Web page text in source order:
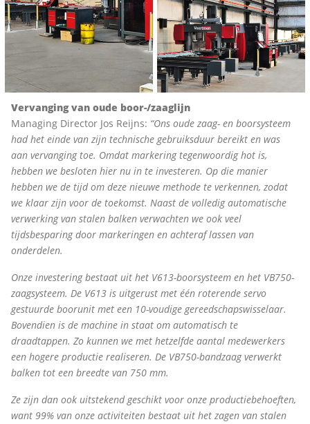
Vervanging van oude boor-/zaaglijn
Managing Director Jos Reijns: “Ons oude zaag- en boorsysteem
had het einde van zijn technische gebruiksduur bereikt en was
aan vervanging toe. Omdat markering tegenwoordig hot is,
hebben we besloten hier nu in te investeren. Op die manier
hebben we de tijd om deze nieuwe methode te verkennen, zodat
we klaar zijn voor de toekomst. Naast de volledig automatische
verwerking van stalen balken verwachten we ook veel
tijdsbesparing door markeringen en achteraf lassen van
onderdelen.
Onze investering bestaat uit het V613-boorsysteem en het VB750-
zaagsysteem. De V613 is uitgerust met één roterende servo
gestuurde boorunit met een 10-voudige gereedschapswisselaar.
Bovendien is de machine in staat om automatisch te
draadtappen. Zo kunnen we met hetzelfde aantal medewerkers
een hogere productie realiseren. De VB750-bandzaag verwerkt
balken tot een breedte van 750 mm.
Ze zijn dan ook uitstekend geschikt voor onze productiebehoeften,
want 99% van onze activiteiten bestaat uit het zagen van stalen